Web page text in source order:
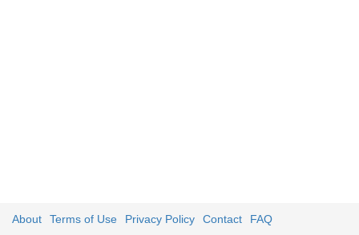
About Terms of Use Privacy Policy Contact FAQ